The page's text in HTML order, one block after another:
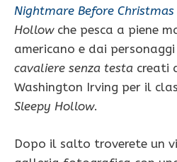
Nightmare Before Christmas
Hollow che pesca a piene
americano e dai
cavaliere senza testa creati
Washington Irving per il
Sleepy Hollow.
Dopo il salto troverete un